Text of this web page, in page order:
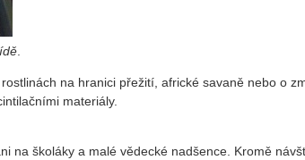
.
na hranici přežití, africké savaně nebo o
materiály.
na školáky a malé vědecké nadšence. Kromě